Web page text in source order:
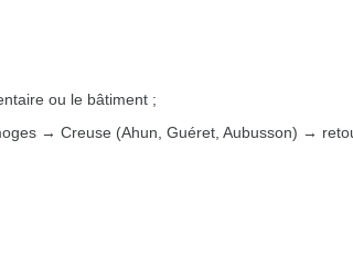
ou le bâtiment ;
→ Creuse (Ahun, Guéret, Aubusson) →